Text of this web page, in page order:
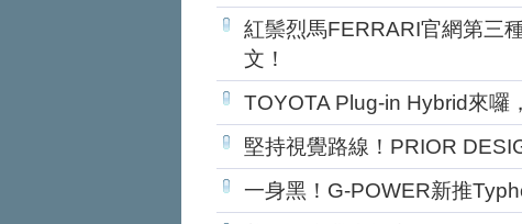
紅鬃烈馬FERRARI官網第三
文！
TOYOTA Plug-in Hybrid來囉
堅持視覺路線！PRIOR
一身黑！G-POWER新推